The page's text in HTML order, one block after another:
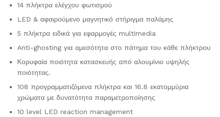
14 πλήκτρα ελέγχου φωτισμού
LED & αφαιρούμενο μαγνητικό στήριγμα παλάμης
5 πλήκτρα ειδικά για εφαρμογές multimedia
Anti-ghosting για αμεσότητα στο πάτημα του κάθε πλήκτρου
Κορυφαία ποιότητα κατασκευής από αλουμίνιο υψηλής
ποιότητας.
108 προγραμματιζόμενα πλήκτρα και 16.8 εκατομμύρια
χρώματα με δυνατότητα παραμετροποίησης
10 level LED reaction management